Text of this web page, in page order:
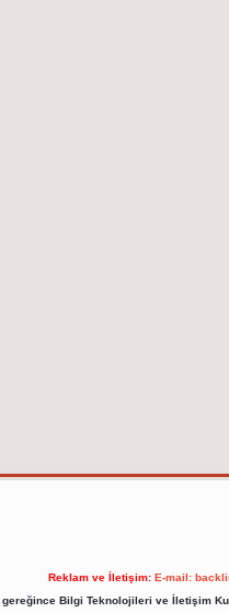
Reklam ve İletişim: E-mail:
Bilgi Teknolojileri ve İletişim